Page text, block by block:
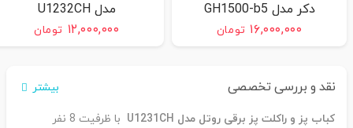
دکر مدل GH1500-b5
۱۶,۰۰۰,۰۰۰ تومان
مدل U1232CH
۱۲,۰۰۰,۰۰۰ تومان
نقد و بررسی تخصصی بیشتر
کباب پز و راکلت پز برقی روتل مدل U1231CH با ظرفیت 8 نفر